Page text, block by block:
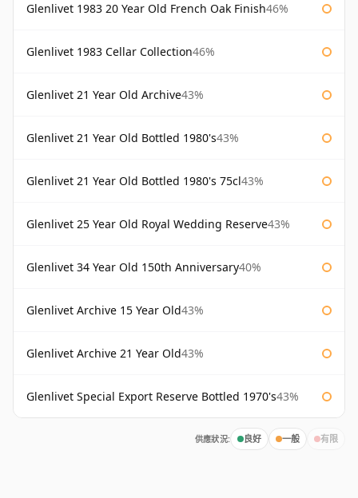
Glenlivet 1983 20 Year Old French Oak Finish46%
Glenlivet 1983 Cellar Collection46%
Glenlivet 21 Year Old Archive43%
Glenlivet 21 Year Old Bottled 1980's43%
Glenlivet 21 Year Old Bottled 1980's 75cl43%
Glenlivet 25 Year Old Royal Wedding Reserve43%
Glenlivet 34 Year Old 150th Anniversary40%
Glenlivet Archive 15 Year Old43%
Glenlivet Archive 21 Year Old43%
Glenlivet Special Export Reserve Bottled 1970's43%
供應狀況: 良好 一般 有限